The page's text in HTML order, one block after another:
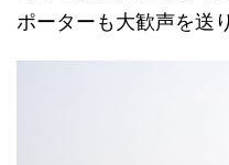
ポーターも大歓声を送